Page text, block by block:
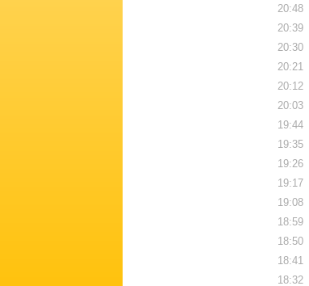
20:48
20:39
20:30
20:21
20:12
20:03
19:44
19:35
19:26
19:17
19:08
18:59
18:50
18:41
18:32